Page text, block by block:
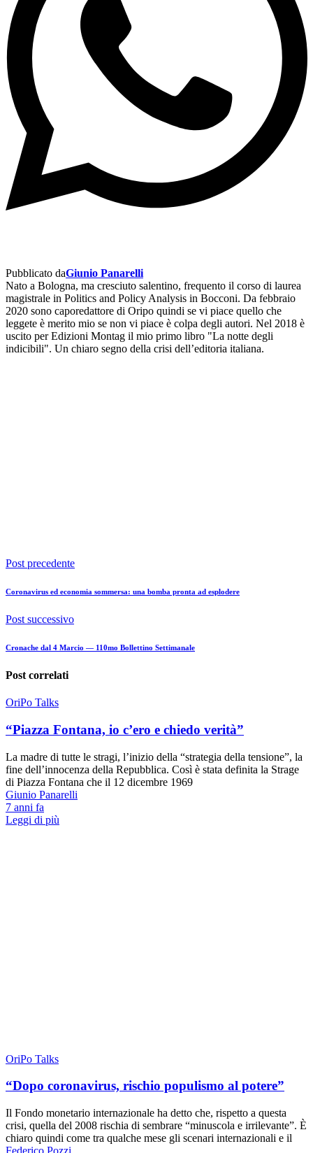
Pubblicato daGiunio Panarelli
Nato a Bologna, ma cresciuto salentino, frequento il corso di laurea
magistrale in Politics and Policy Analysis in Bocconi. Da febbraio
2020 sono caporedattore di Oripo quindi se vi piace quello che
leggete è merito mio se non vi piace è colpa degli autori. Nel 2018 è
uscito per Edizioni Montag il mio primo libro "La notte degli
indicibili". Un chiaro segno della crisi dell’editoria italiana.
Post precedente
Coronavirus ed economia sommersa: una bomba pronta ad esplodere
Post successivo
Cronache dal 4 Marcio — 110mo Bollettino Settimanale
Post correlati
OriPo Talks
“Piazza Fontana, io c’ero e chiedo verità”
La madre di tutte le stragi, l’inizio della “strategia della tensione”, la
fine dell’innocenza della Repubblica. Così è stata definita la Strage
di Piazza Fontana che il 12 dicembre 1969
Giunio Panarelli
7 anni fa
Leggi di più
OriPo Talks
“Dopo coronavirus, rischio populismo al potere”
Il Fondo monetario internazionale ha detto che, rispetto a questa
crisi, quella del 2008 rischia di sembrare “minuscola e irrilevante”. È
chiaro quindi come tra qualche mese gli scenari internazionali e il
Federico Pozzi